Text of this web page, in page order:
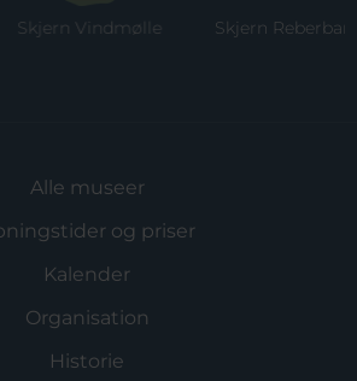
Skjern Vindmølle Skjern Reberbane
Alle museer
og priser
Kalender
Organisation
Historie